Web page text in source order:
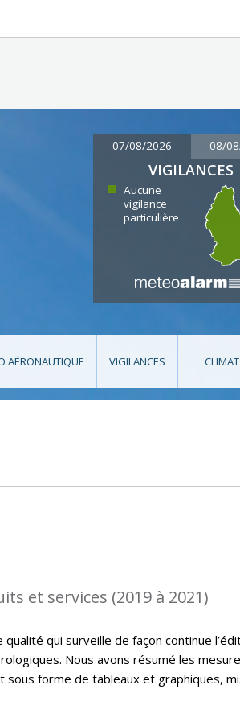
07/08/2026 08/
VIGILANCES
Aucune
vigilance
particulière
AÉRONAUTIQUE VIGILANCES CLIMAT
et services (2019 à 2021)
qui surveille de façon continue
Nous avons résumé les
sous forme de tableaux et graphiques,